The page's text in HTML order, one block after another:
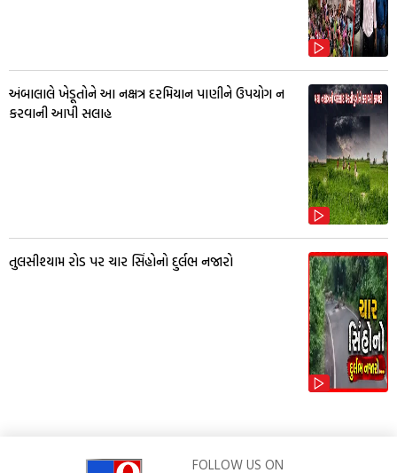
અંબાલાલે ખેડૂતોને આ નક્ષત્ર દરમિયાન પાણીને ઉપયોગ ન
કરવાની આપી સલાહ
તુલસીશ્યામ રોડ પર ચાર સિંહોનો દુર્લભ નજારો
FOLLOW US ON